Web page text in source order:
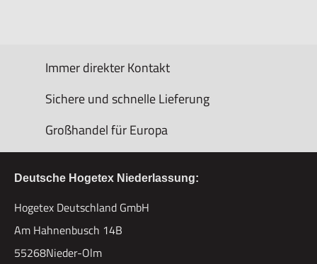
Immer direkter Kontakt
Sichere und schnelle Lieferung
Großhandel für Europa
Deutsche Hogetex Niederlassung:
Hogetex Deutschland GmbH
Am Hahnenbusch 14B
55268Nieder-Olm